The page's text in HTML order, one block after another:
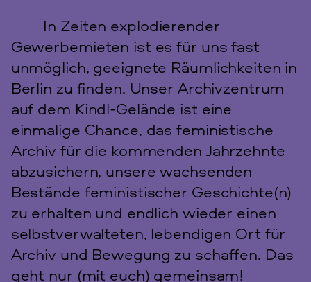
In Zeiten explodierender
Gewerbemieten ist es für uns fast
unmöglich, geeignete Räumlichkeiten in
Berlin zu finden. Unser Archivzentrum
auf dem Kindl-Gelände ist eine
einmalige Chance, das feministische
Archiv für die kommenden Jahrzehnte
abzusichern, unsere wachsenden
Bestände feministischer Geschichte(n)
zu erhalten und endlich wieder einen
selbstverwalteten, lebendigen Ort für
Archiv und Bewegung zu schaffen. Das
geht nur (mit euch) gemeinsam!